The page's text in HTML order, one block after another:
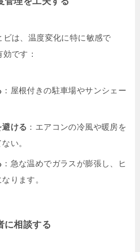
ビは、温度変化に特に敏感で
です：
：屋根付きの駐車場やサンシェー
ける ：エアコンの冷風や暖房を
い。
：急な温めでガラスが膨張し、ヒ
ります。
に相談する